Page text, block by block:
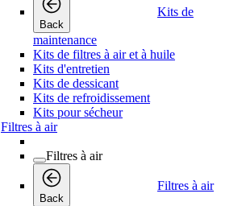
Back
Kits de
maintenance
Kits de filtres à air et à huile
Kits d'entretien
Kits de dessicant
Kits de refroidissement
Kits pour sécheur
Filtres à air
Filtres à air
Back
Filtres à air